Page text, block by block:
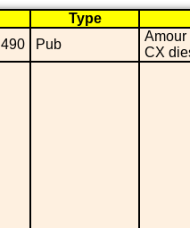
Type
490
Pub
Amour
CX